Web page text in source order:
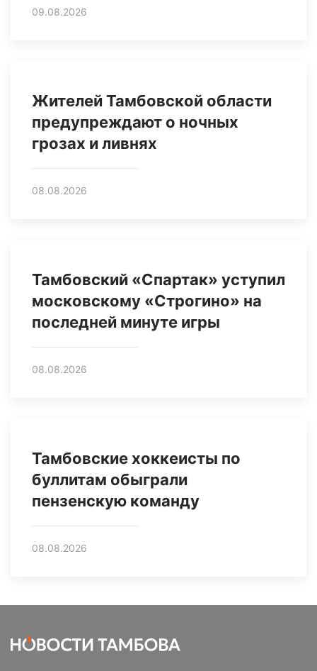
09.08.2026
Жителей Тамбовской области
предупреждают о ночных
грозах и ливнях
08.08.2026
Тамбовский «Спартак» уступил
московскому «Строгино» на
последней минуте игры
08.08.2026
Тамбовские хоккеисты по
буллитам обыграли
пензенскую команду
08.08.2026